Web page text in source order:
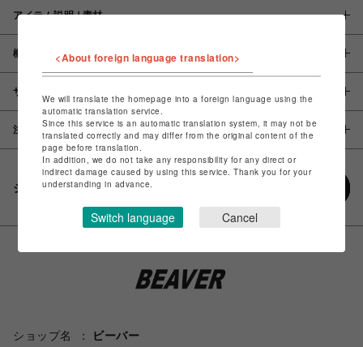
アイテム説明 / 素材
概要
サイズ
注意事項
シェアする
ショップ名
ビーバー
<About foreign language translation>
We will translate the homepage into a foreign language using the
automatic translation service.
Since this service is an automatic translation system, it may not be
translated correctly and may differ from the original content of the
page before translation.
In addition, we do not take any responsibility for any direct or
indirect damage caused by using this service. Thank you for your
understanding in advance.
Switch language Cancel